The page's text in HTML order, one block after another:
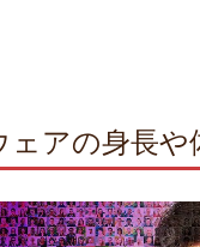
ェアの身長や